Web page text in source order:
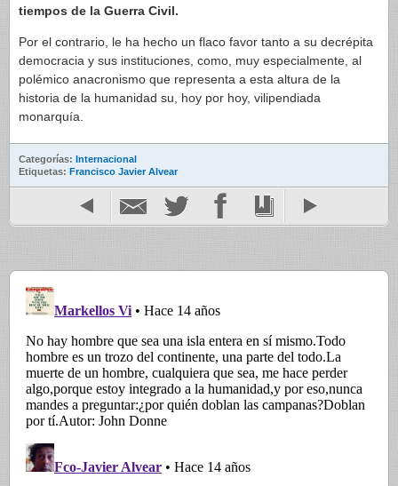
tiempos de la Guerra Civil.
Por el contrario, le ha hecho un flaco favor tanto a su decrépita
democracia y sus instituciones, como, muy especialmente, al
polémico anacronismo que representa a esta altura de la
historia de la humanidad su, hoy por hoy, vilipendiada
monarquía.
Categorías: Internacional
Etiquetas: Francisco Javier Alvear